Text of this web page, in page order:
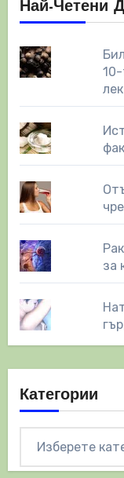
Най-Четени
за
Категории